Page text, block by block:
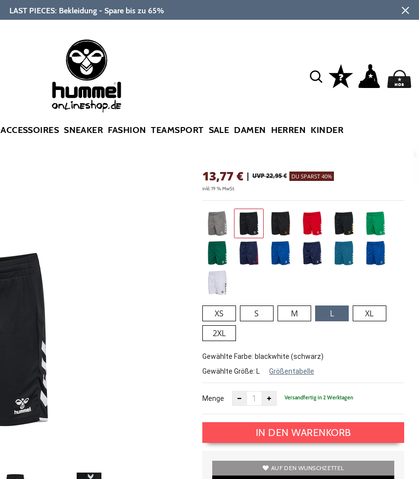
LAST PIECES: Bekleidung - Spare bis zu 65%
ACCESSOIRES SNEAKER FASHION TEAMSPORT SALE DAMEN HERREN KINDER
13,77€ | UVP 22,95 € DU SPARST 40%
inkl. 19 % MwSt.
XS S M L
XL
2XL
Gewählte Farbe: blackwhite (schwarz)
Gewählte Größe: L Größentabelle
Menge Versandfertig in 2 Werktagen
IN DEN WARENKORB
AUF DEN WUNSCHZETTEL